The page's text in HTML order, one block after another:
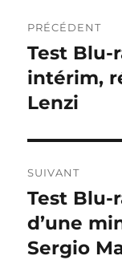
de
l’article
PRÉCÉDENT
Publication
précédente :
Test Blu-
intérim,
Lenzi
SUIVANT
Publication
suivante :
Test Blu-
d’une
Sergio